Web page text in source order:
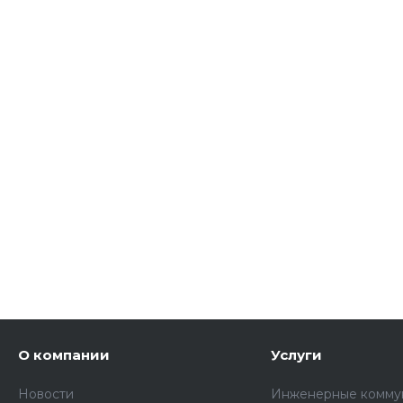
О компании
Новости
Услуги
Инженерные